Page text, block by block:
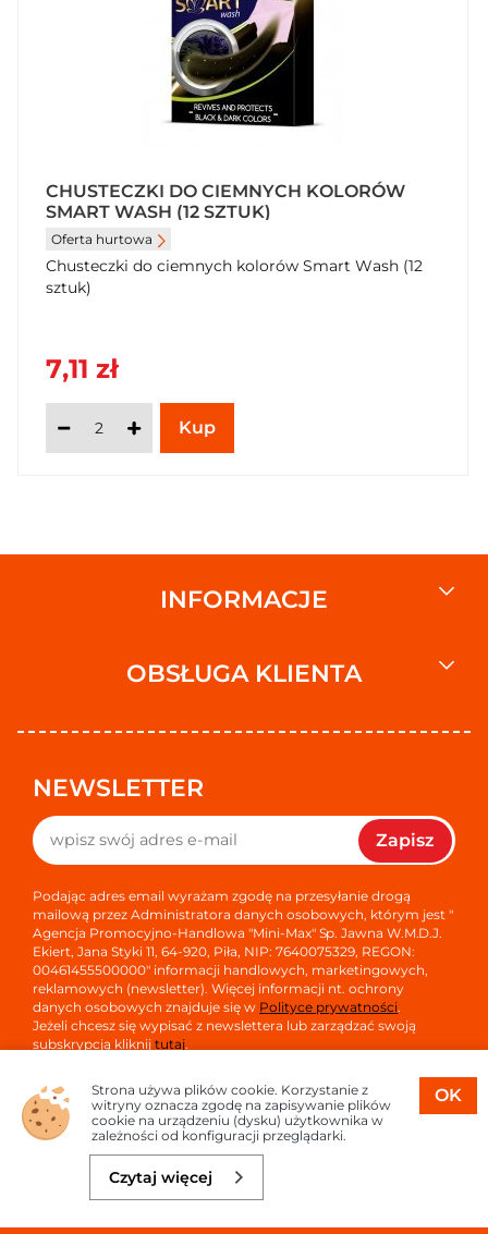
27,85 zł
CHUSTECZKI DO CIEMNYCH KOLORÓW
SMART WASH (12 SZTUK)
Oferta hurtowa
Chusteczki do ciemnych kolorów Smart Wash (12
sztuk)
7,11 zł
INFORMACJE
OBSŁUGA KLIENTA
NEWSLETTER
Zapisz
Podając adres email wyrażam zgodę na przesyłanie drogą
mailową przez Administratora danych osobowych, którym jest "
Agencja Promocyjno-Handlowa "Mini-Max" Sp. Jawna W.M.D.J.
Ekiert, Jana Styki 11, 64-920, Piła, NIP: 7640075329, REGON:
00461455500000" informacji handlowych, marketingowych,
reklamowych (newsletter). Więcej informacji nt. ochrony
danych osobowych znajduje się w Polityce prywatności.
Jeżeli chcesz się wypisać z newslettera lub zarządzać swoją
subskrypcją kliknijtutaj.
Copyright © 2026
Oprogramowanie sklepu:
Projekt i strony:
OK
Strona używa plików cookie. Korzystanie z
witryny oznacza zgodę na zapisywanie plików
cookie na urządzeniu (dysku) użytkownika w
zależności od konfiguracji przeglądarki.
Czytaj więcej